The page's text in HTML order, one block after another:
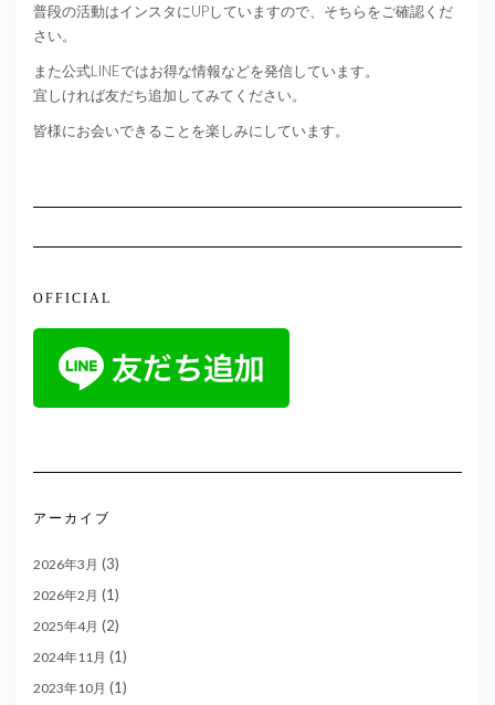
普段の活動はインスタにUPしていますので、そちらをご確認くだ
さい。
また公式LINEではお得な情報などを発信しています。
宜しければ友だち追加してみてください。
皆様にお会いできることを楽しみにしています。
OFFICIAL
アーカイブ
2026年3月 (3)
2026年2月 (1)
2025年4月 (2)
2024年11月 (1)
2023年10月 (1)